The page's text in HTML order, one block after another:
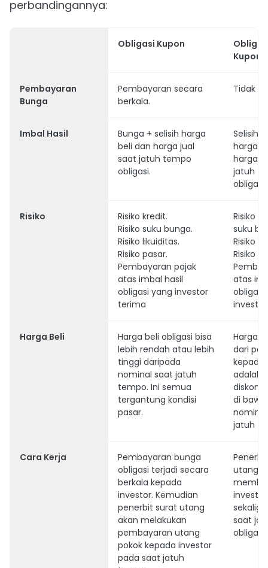
perbandingannya:
Obligasi Kupon
Kupon
Pembayaran
Bunga
Pembayaran secara
berkala.
Tidak
Imbal Hasil
Bunga + selisih harga
beli dan harga jual
saat jatuh tempo
obligasi.
Selisih
harga
harga
jatuh
obligasi.
Risiko
Risiko kredit.
Risiko suku bunga.
Risiko likuiditas.
Risiko pasar.
Pembayaran pajak
atas imbal hasil
obligasi yang investor
terima
Risiko
suku
Risiko
Risiko
atas
obligasi
Harga Beli
Harga beli obligasi bisa
lebih rendah atau lebih
tinggi daripada
nominal saat jatuh
tempo. Ini semua
tergantung kondisi
pasar.
Harga
dari
kepada
adalah
diskon
di
jatuh
Cara Kerja
Pembayaran bunga
obligasi terjadi secara
berkala kepada
investor. Kemudian
penerbit surat utang
akan melakukan
pembayaran utang
pokok kepada investor
pada saat jatuh
utang
saat
obligasi.